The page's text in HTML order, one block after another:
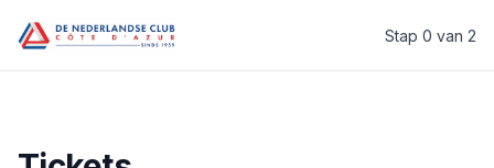
Welkom bij de Nederlandse Club Provence-Côte d’Azur
Stap 0 van 2